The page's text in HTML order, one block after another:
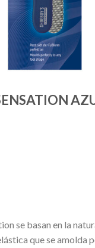
se basan en la
que se amolda